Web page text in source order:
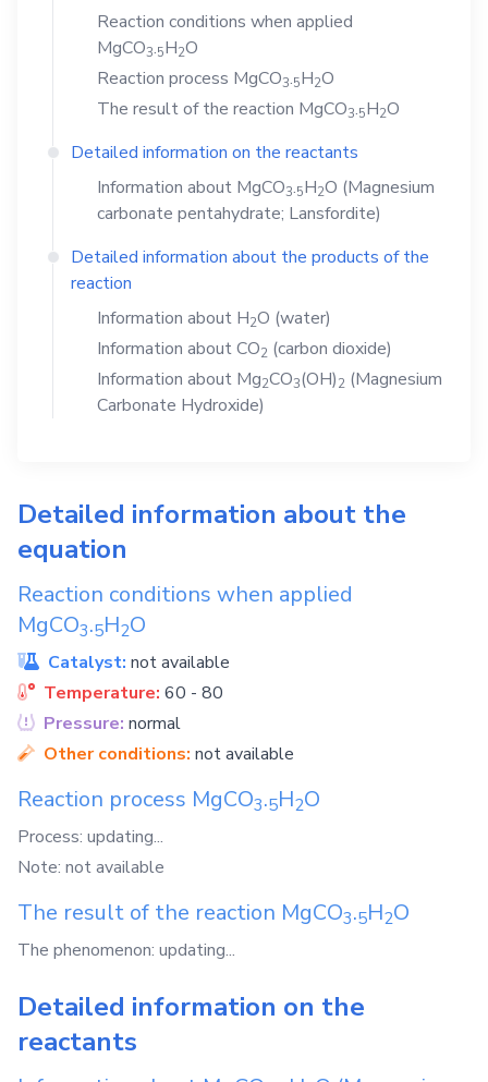
Reaction conditions when applied
MgCO3.5H2O
Reaction process MgCO3.5H2O
The result of the reaction MgCO3.5H2O
Detailed information on the reactants
Information about MgCO3.5H2O (Magnesium
carbonate pentahydrate; Lansfordite)
Detailed information about the products of the
reaction
Information about H2O (water)
Information aboutCO2 (carbon dioxide)
Information about Mg2CO3(OH)2 (Magnesium
Carbonate Hydroxide)
Detailed information about the
equation
Reaction conditions when applied
MgCO3.5H2O
Catalyst: not available
Temperature: 60 - 80
Pressure: normal
Other conditions: not available
Reaction process MgCO3.5H2O
Process: updating...
Note: not available
The result of the reaction MgCO3.5H2O
The phenomenon: updating...
Detailed information on the
reactants